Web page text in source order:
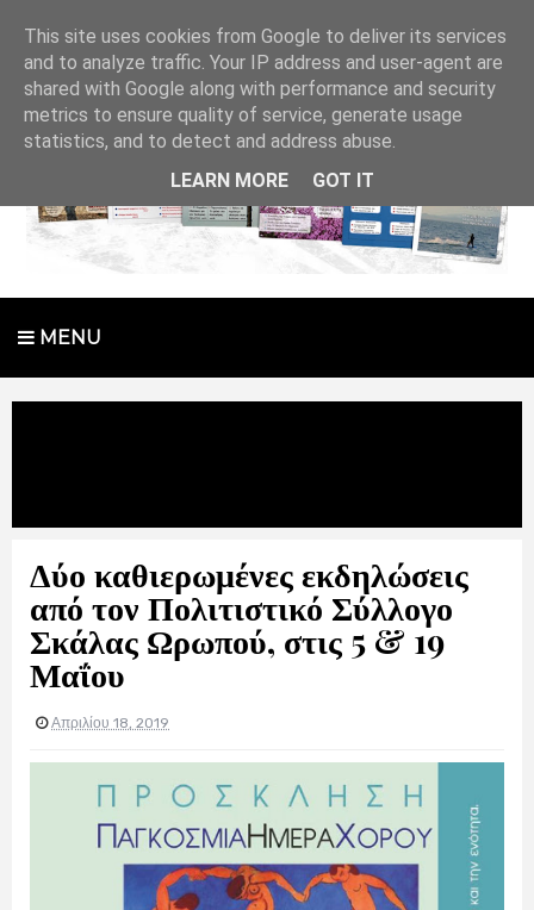
MENU
Δύο καθιερωμένες εκδηλώσεις
από τον Πολιτιστικό Σύλλογο
Σκάλας Ωρωπού, στις 5 & 19
Μαΐου
Απριλίου 18, 2019
This site uses cookies from Google to deliver its services
and to analyze traffic. Your IP address and user-agent are
shared with Google along with performance and security
metrics to ensure quality of service, generate usage
statistics, and to detect and address abuse.
LEARN MORE
GOT IT